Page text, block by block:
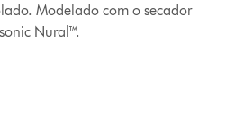
Modelado com o secador
Nural™.